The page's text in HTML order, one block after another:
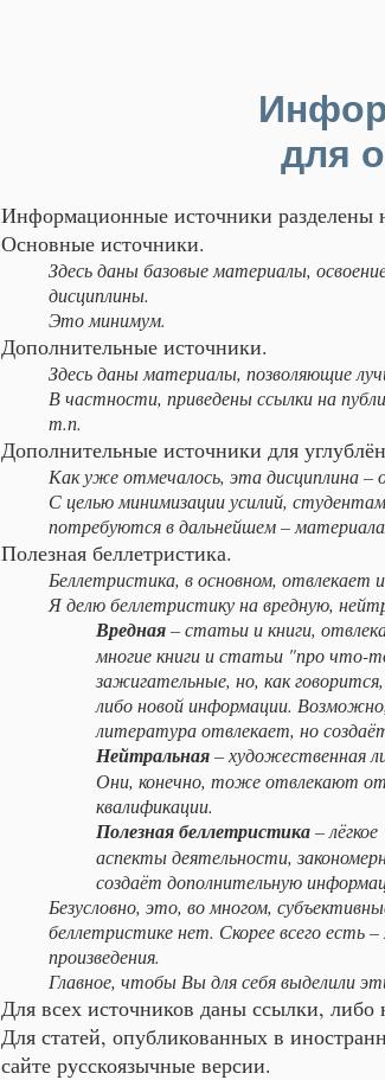
для
Информационные источники разделены
Основные источники.
Здесь даны базовые материалы,
дисциплины.
Это минимум.
Дополнительные источники.
Здесь даны материалы, позволяющие
В частности, приведены ссылки на
т.п.
Дополнительные источники для
Как уже отмечалось, эта дисциплина –
С целью минимизации усилий,
потребуются в дальнейшем –
Полезная беллетристика.
Беллетристика, в основном,
Я делю беллетристику на вредную,
Вредная– статьи и книги,
многие книги и статьи "про что-
зажигательные, но, как
либо новой информации.
литература отвлекает, но
Нейтральная– художественная
Они, конечно, тоже отвлекают от
квалификации.
Полезная беллетристика–
аспекты деятельности,
создаёт дополнительную
Безусловно, это, во многом,
беллетристике нет. Скорее всего есть
произведения.
Главное, чтобы Вы для себя выделили
Для всех источников даны ссылки,
Для статей, опубликованных в
сайте русскоязычные версии.